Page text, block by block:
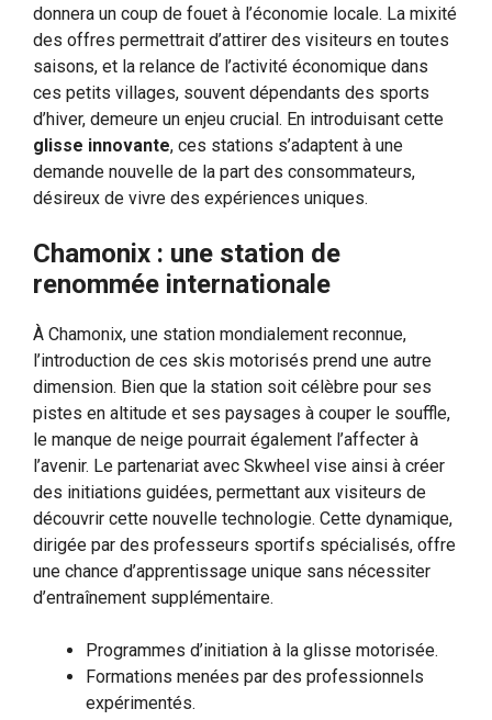
donnera un coup de fouet à l’économie locale. La mixité
des offres permettrait d’attirer des visiteurs en toutes
saisons, et la relance de l’activité économique dans
ces petits villages, souvent dépendants des sports
d’hiver, demeure un enjeu crucial. En introduisant cette
glisse innovante, ces stations s’adaptent à une
demande nouvelle de la part des consommateurs,
désireux de vivre des expériences uniques.
Chamonix : une station de
renommée internationale
À Chamonix, une station mondialement reconnue,
l’introduction de ces skis motorisés prend une autre
dimension. Bien que la station soit célèbre pour ses
pistes en altitude et ses paysages à couper le souffle,
le manque de neige pourrait également l’affecter à
l’avenir. Le partenariat avec Skwheel vise ainsi à créer
des initiations guidées, permettant aux visiteurs de
découvrir cette nouvelle technologie. Cette dynamique,
dirigée par des professeurs sportifs spécialisés, offre
une chance d’apprentissage unique sans nécessiter
d’entraînement supplémentaire.
Programmes d’initiation à la glisse motorisée.
Formations menées par des professionnels
expérimentés.